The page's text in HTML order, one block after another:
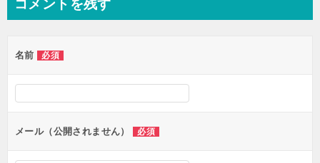
ビ
ー
シ
ョ
ン
コメントを残す
名前 必須
メール（公開されません） 必須